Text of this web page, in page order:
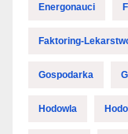
Energonauci
Faktoring-
Gospodarka
Hodowla